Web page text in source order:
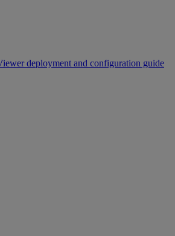
deployment and configuration guide